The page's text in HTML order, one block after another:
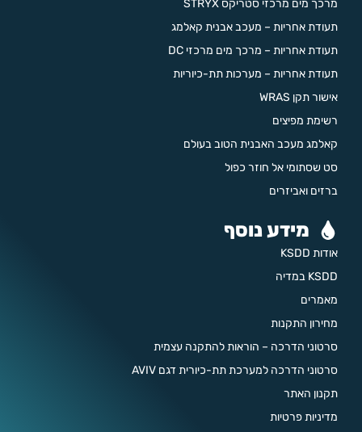
מרכך מים מרכזי סטריקס STRYX
תעודת אחריות – מעכב אבנית קאלמג
תעודת אחריות – מרכך מים מרכזי DC
תעודת אחריות – מערכות תת-כיוריות
אישור תקן WRAS
רשימת מפיצים
קאלמג מעכב האבנית הטוב בעולם
סט שסתומי אל חוזר כפול
ברזים ואביזרים
מידע נוסף
אודות KSDD
KSDD במדיה
מאמרים
מחירון התקנות
סרטוני הדרכה – הוראות להתקנה עצמית
סרטוני הדרכה למערכת תת-כיורית דגם AVIV
תקנון האתר
מדיניות פרטיות